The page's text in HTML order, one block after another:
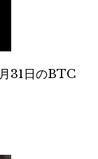
31日のBTC